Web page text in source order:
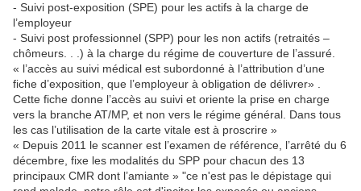
- Suivi post-exposition (SPE) pour les actifs à la charge de
l’employeur
- Suivi post professionnel (SPP) pour les non actifs (retraités –
chômeurs. . .) à la charge du régime de couverture de l’assuré.
« l’accès au suivi médical est subordonné à l’attribution d’une
fiche d’exposition, que l’employeur à obligation de délivrer» .
Cette fiche donne l’accès au suivi et oriente la prise en charge
vers la branche AT/MP, et non vers le régime général. Dans tous
les cas l’utilisation de la carte vitale est à proscrire »
« Depuis 2011 le scanner est l’examen de référence, l’arrêté du 6
décembre, fixe les modalités du SPP pour chacun des 13
principaux CMR dont l’amiante » "ce n'est pas le dépistage qui